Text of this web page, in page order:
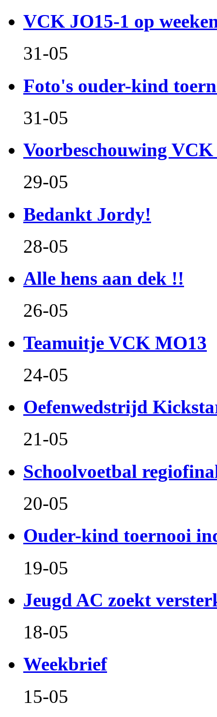
VCK JO15-1 op
31-05
Foto's ouder-kind
31-05
Voorbeschouwing VCK
29-05
Bedankt Jordy!
28-05
Alle hens aan dek !!
26-05
Teamuitje VCK MO13
24-05
Oefenwedstrijd
21-05
Schoolvoetbal
20-05
Ouder-kind toernooi
19-05
Jeugd AC zoekt
18-05
Weekbrief
15-05